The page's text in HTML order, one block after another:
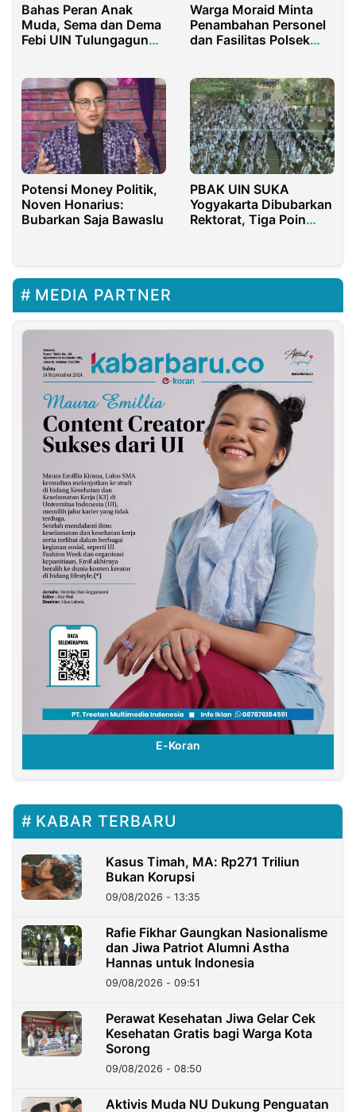
Bahas Peran Anak
Muda, Sema dan Dema
Febi UIN Tulungagung
Warga Moraid Minta
Penambahan Personel
dan Fasilitas Polsek
Potensi Money Politik,
Noven Honarius:
Bubarkan Saja Bawaslu
PBAK UIN SUKA
Yogyakarta Dibubarkan
Rektorat, Tiga Poin
MEDIA PARTNER
E-Koran
KABAR TERBARU
Kasus Timah, MA: Rp271 Triliun
Bukan Korupsi
09/08/2026 - 13:35
Rafie Fikhar Gaungkan Nasionalisme
dan Jiwa Patriot Alumni Astha
Hannas untuk Indonesia
09/08/2026 - 09:51
Perawat Kesehatan Jiwa Gelar Cek
Kesehatan Gratis bagi Warga Kota
Sorong
09/08/2026 - 08:50
Aktivis Muda NU Dukung Penguatan